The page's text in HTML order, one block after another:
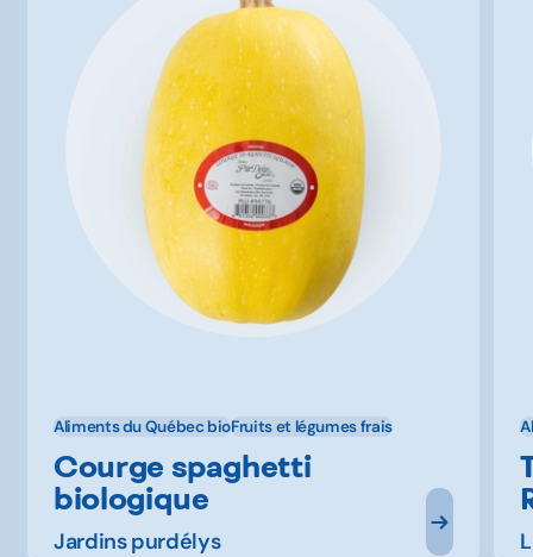
Aliments du Québec bioFruits et légumes frais
Courge spaghetti
biologique
Jardins purdélys